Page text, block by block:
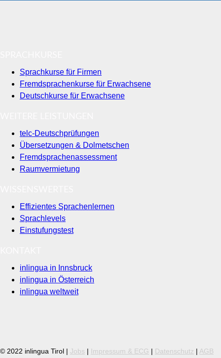
Sprachkurse für Firmen
Fremdsprachenkurse für Erwachsene
Deutschkurse für Erwachsene
telc-Deutschprüfungen
Übersetzungen & Dolmetschen
Fremdsprachenassessment
Raumvermietung
Effizientes Sprachenlernen
Sprachlevels
Einstufungstest
inlingua in Innsbruck
inlingua in Österreich
inlingua weltweit
© 2022 inlingua Tirol | Jobs | Impressum & ECG | Datenschutz | AGB